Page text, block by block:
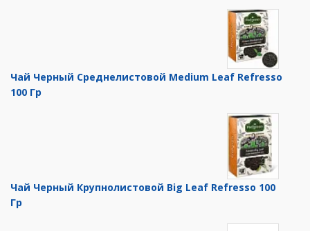
Чай Черный Среднелистовой Medium Leaf Refresso
100 Гр
Чай Черный Крупнолистовой Big Leaf Refresso 100
Гр